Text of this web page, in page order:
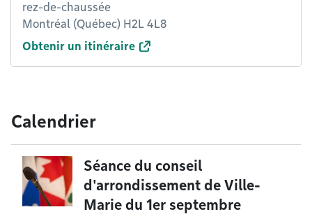
rez-de-chaussée
Montréal (Québec) H2L 4L8
Obtenir un itinéraire
Calendrier
Séance du conseil
d'arrondissement de Ville-
Marie du 1er septembre